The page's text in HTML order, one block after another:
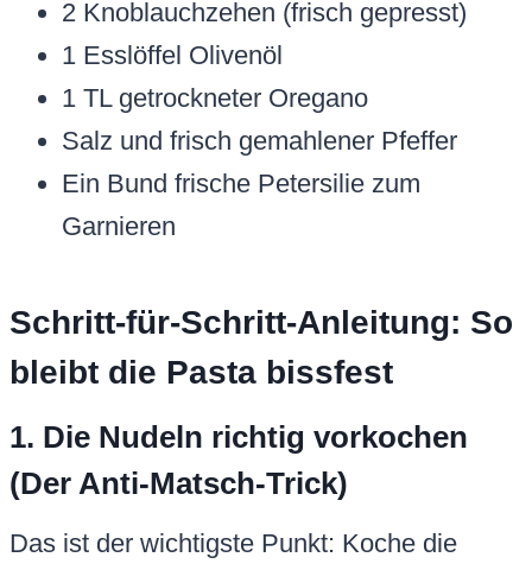
2 Knoblauchzehen (frisch gepresst)
1 Esslöffel Olivenöl
1 TL getrockneter Oregano
Salz und frisch gemahlener Pfeffer
Ein Bund frische Petersilie zum
Garnieren
Schritt-für-Schritt-Anleitung: So
bleibt die Pasta bissfest
1. Die Nudeln richtig vorkochen
(Der Anti-Matsch-Trick)
Das ist der wichtigste Punkt: Koche die